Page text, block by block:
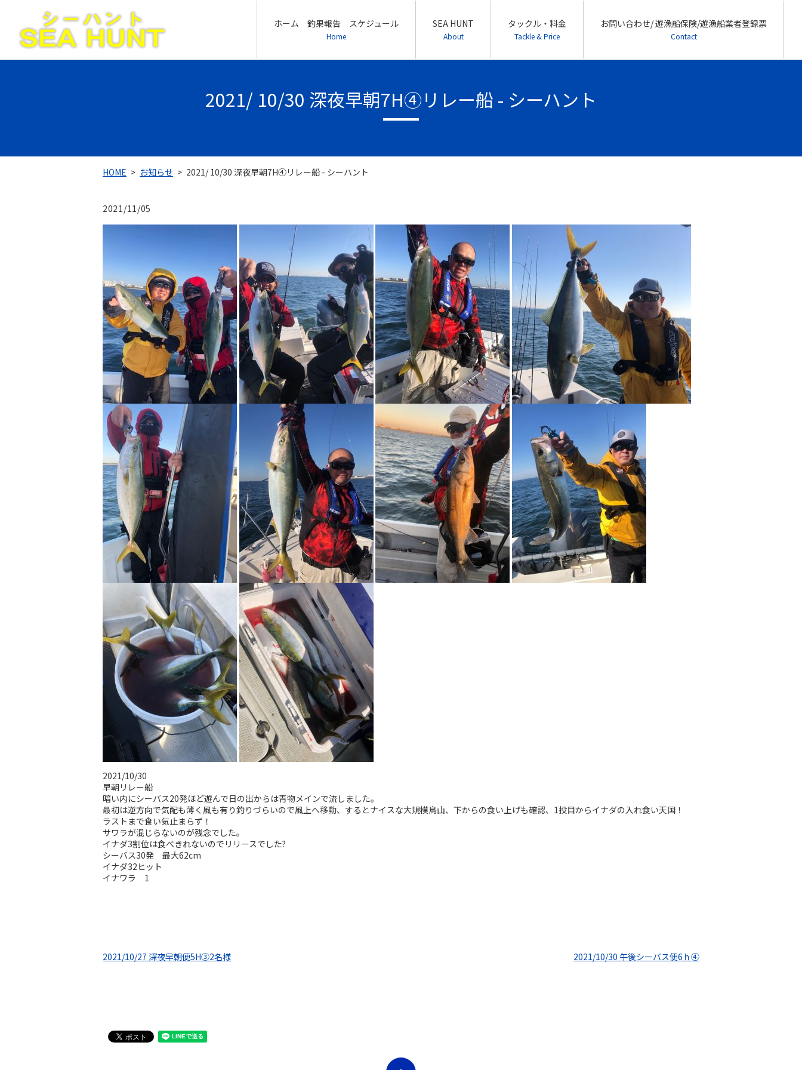
ホーム 釣果報告 スケジュール
Home
SEA HUNT
About
タックル・料金
Tackle & Price
お問い合わせ/ 遊漁船保険/遊漁船業者登録票
Contact
2021/ 10/30 深夜早朝7H④リレー船 - シーハント
HOME お知らせ 2021/ 10/30 深夜早朝7H④リレー船 - シーハント
2021/11/05
2021/10/30
早朝リレー船
暗い内にシーバス20発ほど遊んで日の出からは青物メインで流しました。
最初は逆方向で気配も薄く風も有り釣りづらいので風上へ移動、するとナイスな大規模鳥山、下からの食い上げも確認、1投目からイナダの入れ食い天国！
ラストまで食い気止まらず！
サワラが混じらないのが残念でした。
イナダ3割位は食べきれないのでリリースでした?
シーバス30発 最大62cm
イナダ32ヒット
イナワラ 1
2021/10/27 深夜早朝便5H③2名様 2021/10/30 午後シーバス便6ｈ④